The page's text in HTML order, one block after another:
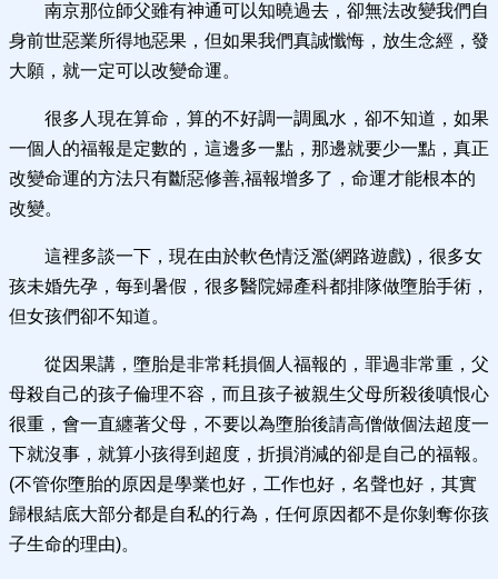
南京那位師父雖有神通可以知曉過去，卻無法改變我們自
身前世惡業所得地惡果，但如果我們真誠懺悔，放生念經，發
大願，就一定可以改變命運。
很多人現在算命，算的不好調一調風水，卻不知道，如果
一個人的福報是定數的，這邊多一點，那邊就要少一點，真正
改變命運的方法只有斷惡修善,福報增多了，命運才能根本的
改變。
這裡多談一下，現在由於軟色情泛濫(網路遊戲)，很多女
孩未婚先孕，每到暑假，很多醫院婦產科都排隊做墮胎手術，
但女孩們卻不知道。
從因果講，墮胎是非常耗損個人福報的，罪過非常重，父
母殺自己的孩子倫理不容，而且孩子被親生父母所殺後嗔恨心
很重，會一直纏著父母，不要以為墮胎後請高僧做個法超度一
下就沒事，就算小孩得到超度，折損消減的卻是自己的福報。
(不管你墮胎的原因是學業也好，工作也好，名聲也好，其實
歸根結底大部分都是自私的行為，任何原因都不是你剝奪你孩
子生命的理由)。